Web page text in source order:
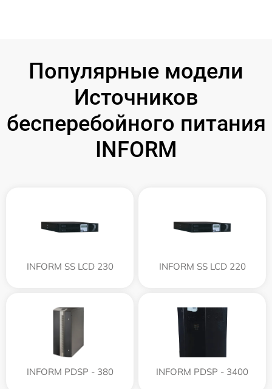
Популярные модели
Источников
бесперебойного питания
INFORM
INFORM SS LCD 230 INFORM SS LCD 220
INFORM PDSP - 380 INFORM PDSP - 3400